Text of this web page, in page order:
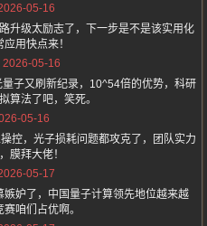
05-16
升级太励志了，下一步是不是该实用化
应用快点来！
2026-05-16
子又刷新纪录，10^54倍的优势，科研
算法了吧，笑死。
05-16
控，光子损耗问题都攻克了，团队实力
膜拜大佬！
05-17
妒了，中国量子计算领先地位越来越
咱们占优啊。